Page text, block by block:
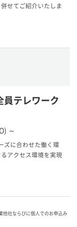
せてご紹介いたしま
員テレワーク
～
ズに合わせた働く環
アクセス環境を実現
他社ならびに個人でのお申込み